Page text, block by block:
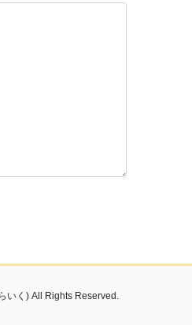
いく) All Rights Reserved.